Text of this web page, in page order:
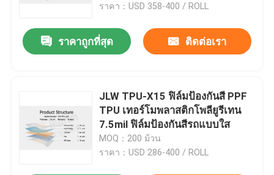
ราคา：USD 358-400 / ROLL
ราคาถูกที่สุด ติดต่อเรา
JLW TPU-X15 ฟิล์มป้องกันสี PPF
TPU เทอร์โมพลาสติกโพลียูรีเทน
7.5mil ฟิล์มป้องกันสีรถแบบใส
MOQ：200 ม้วน
ราคา：USD 286-400 / ROLL